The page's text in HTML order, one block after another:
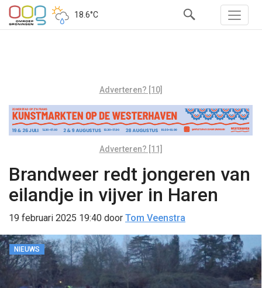
18.6°C
Adverteren? [10]
Adverteren? [11]
Brandweer redt jongeren van
eilandje in vijver in Haren
19 februari 2025 19:40 door Tom Veenstra
NIEUWS